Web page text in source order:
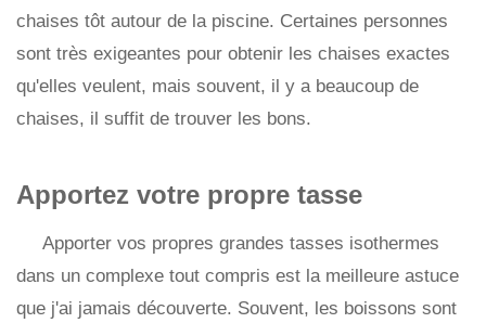
chaises tôt autour de la piscine. Certaines personnes
sont très exigeantes pour obtenir les chaises exactes
qu'elles veulent, mais souvent, il y a beaucoup de
chaises, il suffit de trouver les bons.
Apportez votre propre tasse
Apporter vos propres grandes tasses isothermes
dans un complexe tout compris est la meilleure astuce
que j'ai jamais découverte. Souvent, les boissons sont